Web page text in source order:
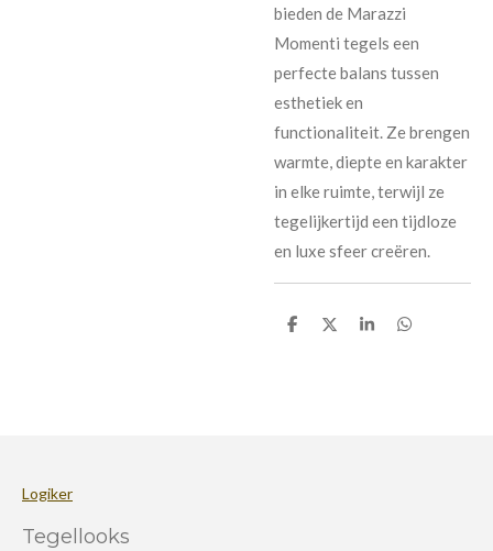
bieden de Marazzi
Momenti tegels een
perfecte balans tussen
esthetiek en
functionaliteit. Ze brengen
warmte, diepte en karakter
in elke ruimte, terwijl ze
tegelijkertijd een tijdloze
en luxe sfeer creëren.
D
D
S
D
Logiker
Tegellooks